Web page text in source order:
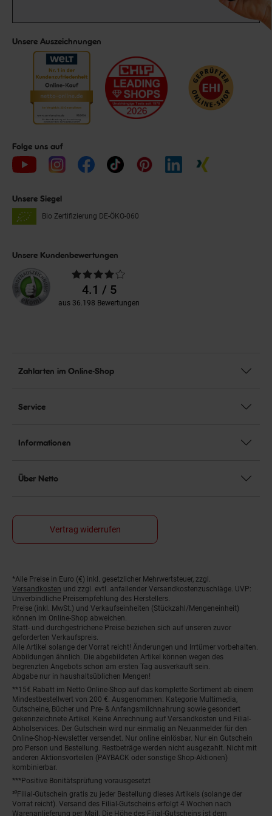
Unsere Auszeichnungen
Folge uns auf
Unsere Siegel
Bio Zertifizierung DE-ÖKO-060
Unsere Kundenbewertungen
Durchschnittliche
Bewertungen4.1 / 5
aus 36.198 Bewertungen
Zahlarten im Online-Shop
Service
Informationen
Über Netto
Vertrag widerrufen
Fußnoten
*Alle Preise in Euro (€) inkl. gesetzlicher Mehrwertsteuer, zzgl.
Versandkosten und zzgl. evtl. anfallender Versandkostenzuschläge. UVP:
Unverbindliche Preisempfehlung des Herstellers.
Preise (inkl. MwSt.) und Verkaufseinheiten (Stückzahl/Mengeneinheit)
können im Online-Shop abweichen.
Statt- und durchgestrichene Preise beziehen sich auf unseren zuvor
geforderten Verkaufspreis.
Alle Artikel solange der Vorrat reicht! Änderungen und Irrtümer vorbehalten.
Abbildungen ähnlich. Die abgebildeten Artikel können wegen des
begrenzten Angebots schon am ersten Tag ausverkauft sein.
Abgabe nur in haushaltsüblichen Mengen!
**15€ Rabatt im Netto Online-Shop auf das komplette Sortiment ab einem
Mindestbestellwert von 200 €. Ausgenommen: Kategorie Multimedia,
Gutscheine, Bücher und Pre- & Anfangsmilchnahrung sowie gesondert
gekennzeichnete Artikel. Keine Anrechnung auf Versandkosten und Filial-
Abholservices. Der Gutschein wird nur einmalig an Neuanmelder für den
Online-Shop-Newsletter versendet. Nur online einlösbar. Nur ein Gutschein
pro Person und Bestellung. Restbeträge werden nicht ausgezahlt. Nicht mit
anderen Aktionsvorteilen (PAYBACK oder sonstige Shop-Aktionen)
kombinierbar.
***Positive Bonitätsprüfung vorausgesetzt
²⁰Filial-Gutschein gratis zu jeder Bestellung dieses Artikels (solange der
Vorrat reicht). Versand des Filial-Gutscheins erfolgt 4 Wochen nach
Warenanlieferung per Mail. Die Höhe des Filial-Gutscheins ist dem